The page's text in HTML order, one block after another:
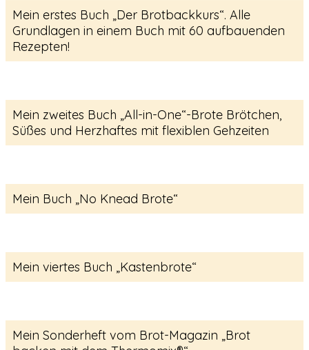
Mein erstes Buch „Der Brotbackkurs“. Alle
Grundlagen in einem Buch mit 60 aufbauenden
Rezepten!
Mein zweites Buch „All-in-One“-Brote Brötchen,
Süßes und Herzhaftes mit flexiblen Gehzeiten
Mein Buch „No Knead Brote“
Mein viertes Buch „Kastenbrote“
Mein Sonderheft vom Brot-Magazin „Brot